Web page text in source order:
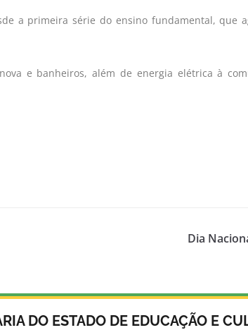
a primeira série do ensino fundamental, que
e banheiros, além de energia elétrica à
Dia
DO ESTADO DE EDUCAÇÃO E